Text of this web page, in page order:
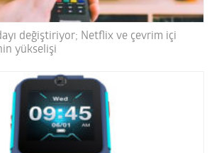
değiştiriyor; Netflix ve çevrim içi
yükselişi